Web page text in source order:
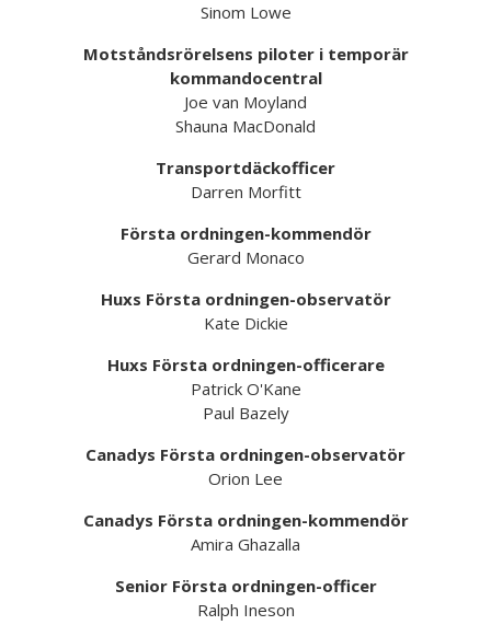
Sinom Lowe
Motståndsrörelsens piloter i temporär
kommandocentral
Joe van Moyland
Shauna MacDonald
Transportdäckofficer
Darren Morfitt
Första ordningen-kommendör
Gerard Monaco
Huxs Första ordningen-observatör
Kate Dickie
Huxs Första ordningen-officerare
Patrick O'Kane
Paul Bazely
Canadys Första ordningen-observatör
Orion Lee
Canadys Första ordningen-kommendör
Amira Ghazalla
Senior Första ordningen-officer
Ralph Ineson